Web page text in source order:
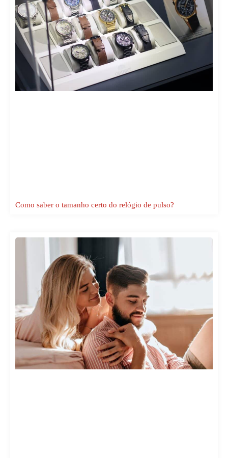
Como saber o tamanho certo do relógio de pulso?